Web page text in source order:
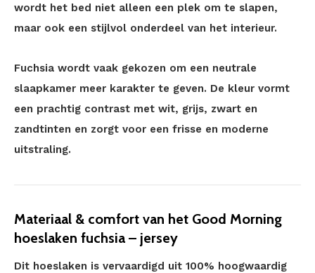
wordt het bed niet alleen een plek om te slapen,
maar ook een stijlvol onderdeel van het interieur.
Fuchsia wordt vaak gekozen om een neutrale
slaapkamer meer karakter te geven. De kleur vormt
een prachtig contrast met wit, grijs, zwart en
zandtinten en zorgt voor een frisse en moderne
uitstraling.
Materiaal & comfort van het Good Morning
hoeslaken fuchsia – jersey
Dit hoeslaken is vervaardigd uit 100% hoogwaardig